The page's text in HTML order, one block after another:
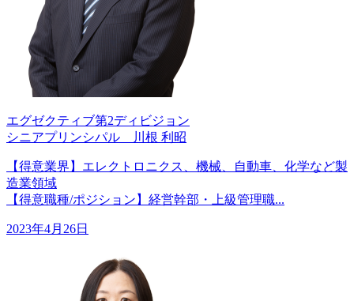
エグゼクティブ第2ディビジョン
シニアプリンシパル 川根 利昭
【得意業界】エレクトロニクス、機械、自動車、化学など製
造業領域
【得意職種/ポジション】経営幹部・上級管理職...
2023年4月26日